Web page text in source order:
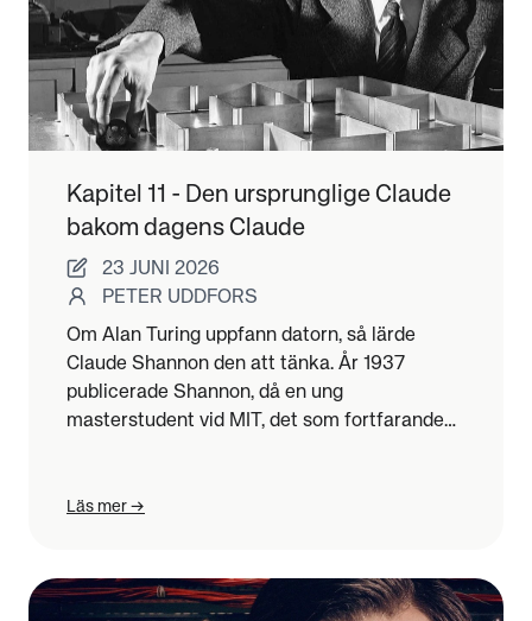
Kapitel 11 - Den ursprunglige Claude
bakom dagens Claude
23 JUNI 2026
PETER UDDFORS
Om Alan Turing uppfann datorn, så lärde
Claude Shannon den att tänka. År 1937
publicerade Shannon, då en ung
masterstudent vid MIT, det som fortfarande
Läs mer